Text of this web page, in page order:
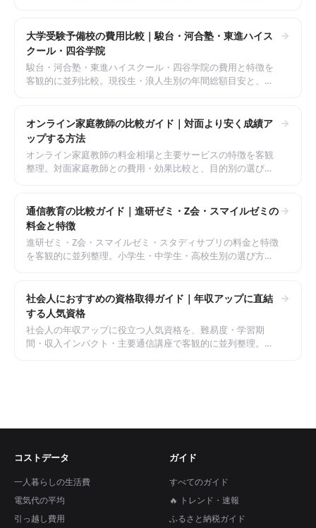
大学受験予備校の費用比較｜駿台・河合塾・東進ハイス
クール・四谷学院
駿台・河合塾・東進ハイスクール・四谷学院の費用と特徴を
客観的に並列比較。現役生・浪人生別の年間総額目安と、選
オンライン家庭教師の比較ガイド｜対面より安く成績ア
ップする方法
オンライン家庭教師の料金相場と主要サービスの特徴を客観
整理。対面家庭教師との費用・効果比較と、目的別の選び方
通信教育の比較ガイド｜進研ゼミ・Z会・スマイルゼミの
料金と特徴
進研ゼミ・Z会・スマイルゼミ・スタディサプリの料金と特徴
を客観的に並列整理。小学生・中学生・高校生別の選び方
社会人におすすめの資格取得ガイド｜年収アップに直結
する人気資格
社会人の年収アップに役立つ人気資格を、難易度・学習期
間・収入インパクト・主要通信講座で客観的に並列整理。資
コストデータ
一人暮らしの生活費
電気代の平均
引っ越し費用
ガイド
すべてのガイド
🔥 トレンド・速報
ふるさと納税ガイド